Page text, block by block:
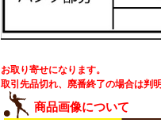
お取り寄せになります。
取引先品切れ、廃番終了の場合は判
商品画像について